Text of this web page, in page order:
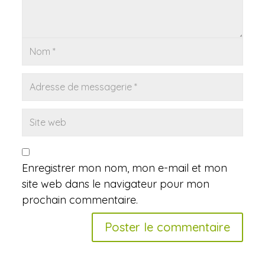
Enregistrer mon nom, mon e-mail et mon
site web dans le navigateur pour mon
prochain commentaire.